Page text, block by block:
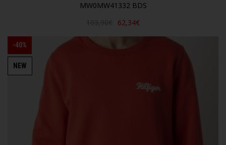
MW0MW41332 BDS
62,34€
-40%
NEW